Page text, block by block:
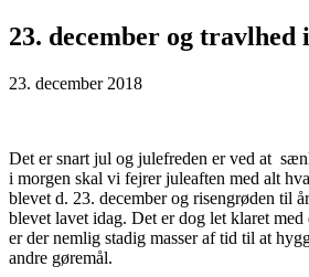
23. december og travlhed
23. december 2018
Det er snart jul og julefreden er ved at
i morgen skal vi fejrer juleaften med alt
blevet d. 23. december og risengrøden til
blevet lavet idag. Det er dog let klaret med
er der nemlig stadig masser af tid til at
andre gøremål.